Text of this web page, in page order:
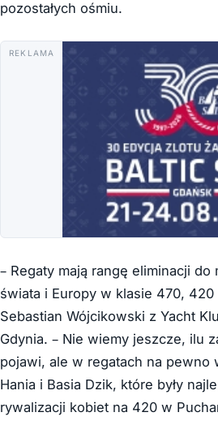
pozostałych ośmiu.
REKLAMA
– Regaty mają rangę eliminacji do
świata i Europy w klasie 470,
Sebastian Wójcikowski z Yacht
Gdynia. – Nie wiemy jeszcze, ilu
pojawi, ale w regatach na pewno
Hania i Basia Dzik, które były
rywalizacji kobiet na 420 w